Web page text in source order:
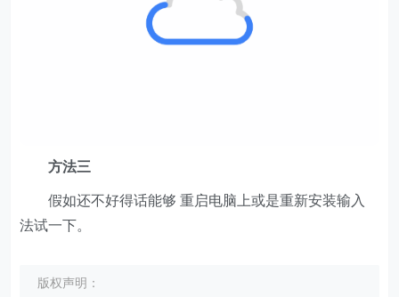
方法三
假如还不好得话能够 重启电脑上或是重新安装输入
法试一下。
版权声明：